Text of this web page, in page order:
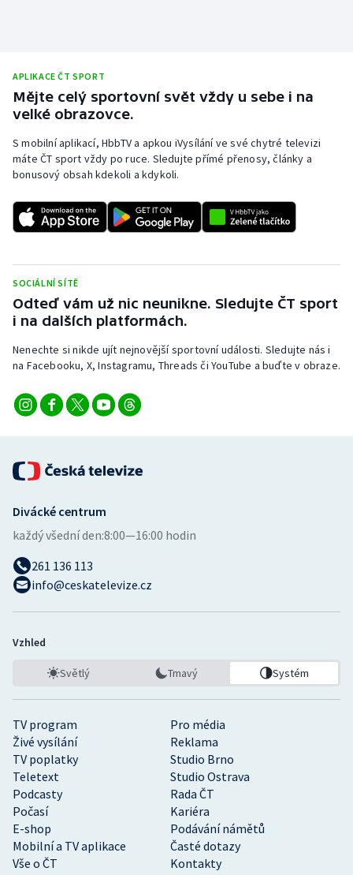
APLIKACE ČT SPORT
Mějte celý sportovní svět vždy u sebe i na
velké obrazovce.
S mobilní aplikací, HbbTV a apkou iVysílání ve své chytré televizi
máte ČT sport vždy po ruce. Sledujte přímé přenosy, články a
bonusový obsah kdekoli a kdykoli.
SOCIÁLNÍ SÍTĚ
Odteď vám už nic neunikne. Sledujte ČT sport
i na dalších platformách.
Nenechte si nikde ujít nejnovější sportovní události. Sledujte nás i
na Facebooku, X, Instagramu, Threads či YouTube a buďte v obraze.
TV program
Pro média
Živé vysílání
Reklama
TV poplatky
Studio Brno
Teletext
Studio Ostrava
Podcasty
Rada ČT
Počasí
Kariéra
E-shop
Podávání námětů
Mobilní a TV aplikace
Časté dotazy
Vše o ČT
Kontakty
Divácké centrum
každý všední den:8:00—16:00 hodin
261 136 113
info@ceskatelevize.cz
Vzhled
Světlý Tmavý Systém